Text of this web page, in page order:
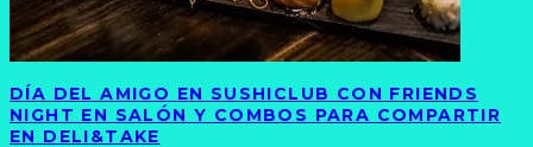
DÍA DEL AMIGO EN SUSHICLUB CON FRIENDS
NIGHT EN SALÓN Y COMBOS PARA COMPARTIR
EN DELI&TAKE